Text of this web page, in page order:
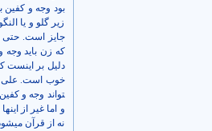
بود وجه و کفین
زیر گلو و یا
جایز است. حتی
که زن باید
دلیل بر اینست
تواند وجه و
و اما غیر از
نه از قرآن